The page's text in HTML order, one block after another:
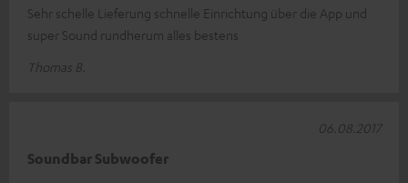
Sehr schelle Lieferung schnelle Einrichtung über die App und
super Sound rundherum alles bestens
Thomas B.
Soundbar Subwoofer
06.08.2017